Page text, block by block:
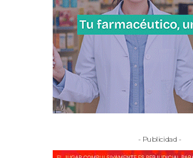
- Publicidad -